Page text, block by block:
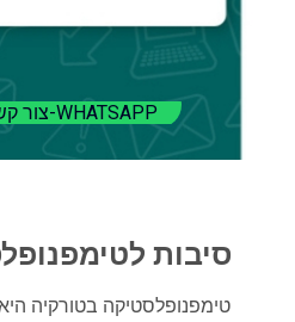
צור קשר ב-WHATSAPP
סיבות
טימפנופלסטיקה בטורקיה היא